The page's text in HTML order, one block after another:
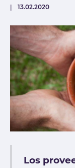
Published
13.02.2020
Los